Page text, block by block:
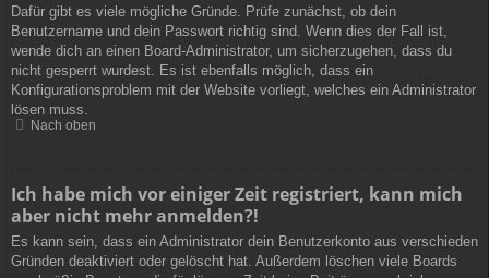
Dafür gibt es viele mögliche Gründe. Prüfe zunächst, ob dein
Benutzername und dein Passwort richtig sind. Wenn dies der Fall ist,
wende dich an einen Board-Administrator, um sicherzugehen, dass du
nicht gesperrt wurdest. Es ist ebenfalls möglich, dass ein
Konfigurationsproblem mit der Website vorliegt, welches ein Administrator
lösen muss.
Nach oben
Ich habe mich vor einiger Zeit registriert, kann mich
aber nicht mehr anmelden?!
Es kann sein, dass ein Administrator dein Benutzerkonto aus verschieden
Gründen deaktiviert oder gelöscht hat. Außerdem löschen viele Boards